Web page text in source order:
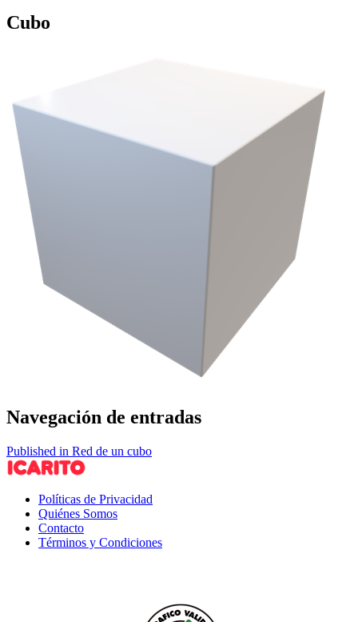
Cubo
Navegación de entradas
Published in Red de un cubo
Políticas de Privacidad
Quiénes Somos
Contacto
Términos y Condiciones